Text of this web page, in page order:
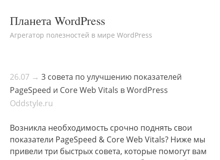
Планета WordPress
Агрегатор полезностей в мире WordPress
26.07 → 3 совета по улучшению показателей
PageSpeed и Core Web Vitals в WordPress
Oddstyle.ru
Возникла необходимость срочно поднять свои
показатели PageSpeed & Core Web Vitals? Ниже мы
привели три быстрых совета, которые помогут вам